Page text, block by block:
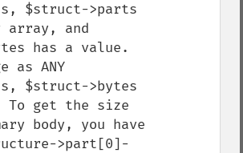
$struct->parts
array, and
has a value.
as ANY
$struct->bytes
To get the size
body, you have
>part[0]-